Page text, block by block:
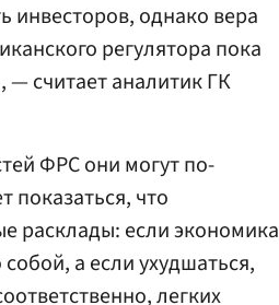
инвесторов, однако вера
регулятора пока
— считает аналитик ГК
ФРС они могут по-
показаться, что
расклады: если экономика
а если ухудшаться,
легких